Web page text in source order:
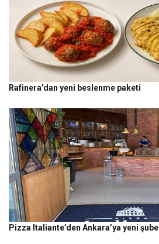
Rafinera’dan yeni beslenme paketi
Pizza Italiante’den Ankara’ya yeni şube